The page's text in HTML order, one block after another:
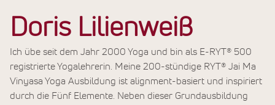
Doris Lilienweiß
Ich übe seit dem Jahr 2000 Yoga und bin als E-RYT® 500
registrierte Yogalehrerin. Meine 200-stündige RYT® Jai Ma
Vinyasa Yoga Ausbildung ist alignment-basiert und inspiriert
durch die Fünf Elemente. Neben dieser Grundausbildung